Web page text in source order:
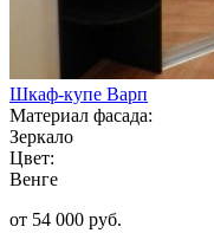
Шкаф-купе Варп
Материал фасада:
Зеркало
Цвет:
Венге
от 54 000 руб.